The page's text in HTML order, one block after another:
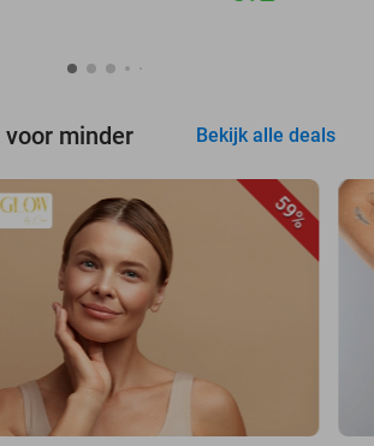
minder Bekijk alle deals
59%